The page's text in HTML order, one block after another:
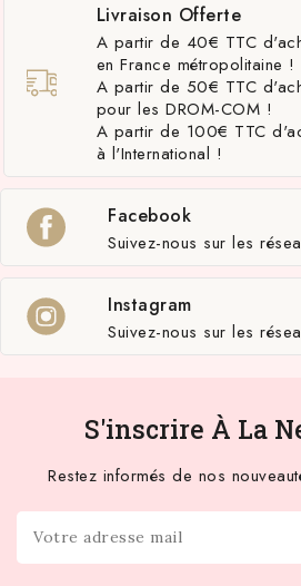
Livraison Offerte
A partir de 40€ TTC
en France métropolitaine !
A partir de 50€ TTC
pour les DROM-COM !
A partir de 100€ TTC
à l'International !
Facebook
Suivez-nous sur les
Instagram
Suivez-nous sur les
S'inscrire À La
Restez informés de nos